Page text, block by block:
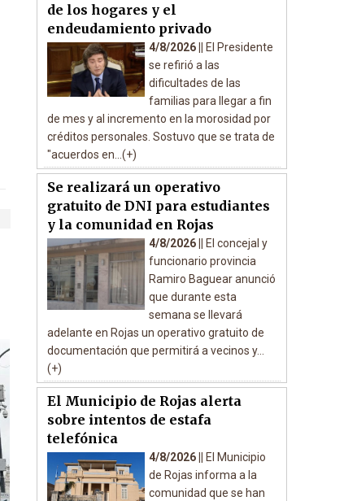
de los hogares y el
endeudamiento privado
4/8/2026 ||
El Presidente
se refirió a las
dificultades de las
familias para llegar a fin
de mes y al incremento en la morosidad por
créditos personales. Sostuvo que se trata de
"acuerdos en...(+)
Se realizará un operativo
gratuito de DNI para estudiantes
y la comunidad en Rojas
4/8/2026 ||
El concejal y
funcionario provincia
Ramiro Baguear anunció
que durante esta
semana se llevará
adelante en Rojas un operativo gratuito de
documentación que permitirá a vecinos y...
(+)
El Municipio de Rojas alerta
sobre intentos de estafa
telefónica
4/8/2026 ||
El Municipio
de Rojas informa a la
comunidad que se han